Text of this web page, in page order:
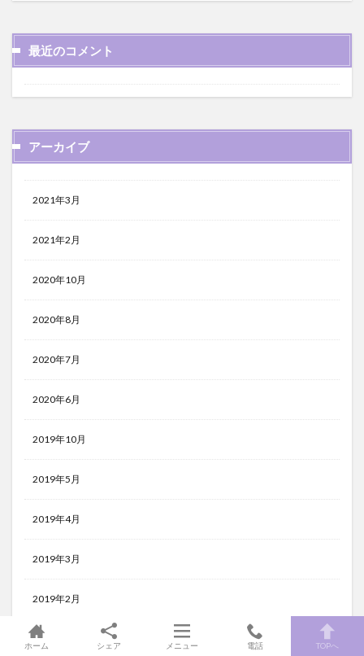
最近のコメント
アーカイブ
2021年3月
2021年2月
2020年10月
2020年8月
2020年7月
2020年6月
2019年10月
2019年5月
2019年4月
2019年3月
2019年2月
2019年1月
ホーム シェア メニュー 電話 TOPへ